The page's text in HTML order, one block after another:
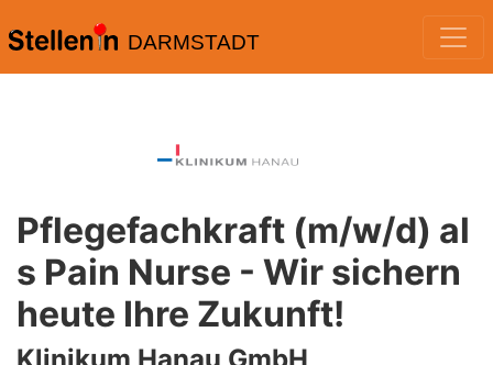
DARMSTADT
Pflegefachkraft (m/w/d) al
s Pain Nurse - Wir sichern
heute Ihre Zukunft!